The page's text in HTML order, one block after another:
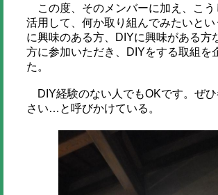
この度、そのメンバーに加え、こう
活用して、何か取り組んでみたいと
に興味のある方、DIYに興味がある方
方に参加いただき、DIYをする取組を
た。
DIY経験のない人でもOKです。ぜ
さい…と呼びかけている。